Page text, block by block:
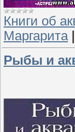
Книги об
Маргарита|
Рыбы и